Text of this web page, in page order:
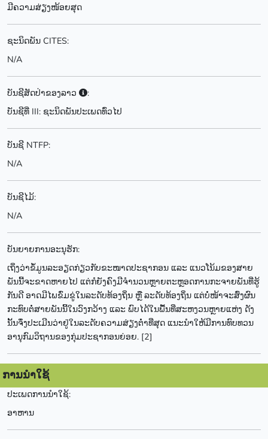
ມີຄວາມສ່ຽງໜ້ອຍສຸດ
ຊະນິດພັນ CITES:
N/A
ບັນຊີສັດປ່າຂອງລາວ
:
ບັນຊີທີ່ III: ຊະນິດພັນປະເພດທົ່ວໄປ
ບັນຊີ NTFP:
N/A
ບັນຊີໄມ້:
N/A
ບັນຍາຍການອະນຸຮັກ:
ເຖິ່ງວ່າຂໍ້ມູນລະອຽດກ່ຽວກັບຂະໜາດປະຊາກອນ ແລະ ແນວໂນ້ມຂອງສາຍ
ພັນນີ້ຈະຂາດຫາຍໄປ ແຕ່ກໍຍັງຄົງມີຈຳນວນຫຼາຍຕະຫຼອດການກະຈາຍພັນທີ່ຮູ້
ກັນດີ ອາດມີໄພຂົ່ມຂູ່ໃນລະດັບທ້ອງຖິ່ນ ຫຼື ລະດັບທ້ອງຖິ່ນ ແຕ່ບໍ່ໜ້າຈະສົ່ງຜົນ
ກະທົບຕໍ່ສາຍພັນນີ້ໃນວົງກວ້າງ ແລະ ພົບໄດ້ໃນພື້ນທີ່ສະຫງວນຫຼາຍແຫ່ງ ດັງ
ນັ້ນຈຶ່ງປະເມີນວ່າຢູ່ໃນລະດັບຄວາມສ່ຽງຕ່ຳທີ່ສຸດ ແນະນຳໃຫ້ມີການທົບທວນ
ອານຸກົມວິຖານຂອງກຸ່ມປະຊາກອນຍ່ອຍ. [2]
ການນຳໃຊ້
ປະເພດການນຳໃຊ້:
ອາຫານ